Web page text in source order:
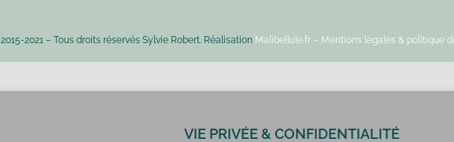
2015-2021 – Tous droits réservés Sylvie Robert. Réalisation Malibellule.fr – Mentions légales & politique
VIE PRIVÉE & CONFIDENTIALITÉ